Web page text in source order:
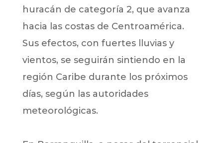
huracán de categoría 2, que avanza
hacia las costas de Centroamérica.
Sus efectos, con fuertes lluvias y
vientos, se seguirán sintiendo en la
región Caribe durante los próximos
días, según las autoridades
meteorológicas.